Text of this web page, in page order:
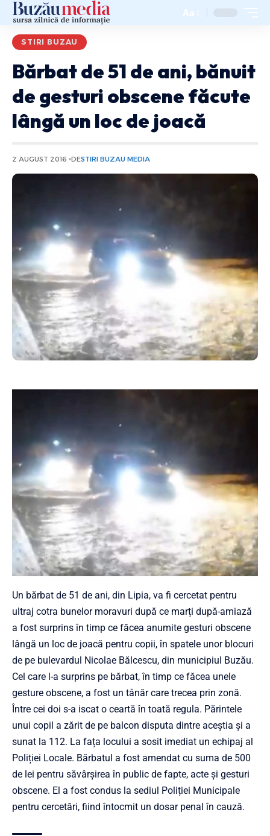
Aa
STIRI BUZAU
Bărbat de 51 de ani, bănuit
de gesturi obscene făcute
lângă un loc de joacă
2 AUGUST 2016 DESTIRI BUZAU MEDIA
Un bărbat de 51 de ani, din Lipia, va fi cercetat pentru
ultraj cotra bunelor moravuri după ce marți după-amiază
a fost surprins în timp ce făcea anumite gesturi obscene
lângă un loc de joacă pentru copii, în spatele unor blocuri
de pe bulevardul Nicolae Bălcescu, din municipiul Buzău.
Cel care l-a surprins pe bărbat, în timp ce făcea unele
gesture obscene, a fost un tânăr care trecea prin zonă.
Între cei doi s-a iscat o ceartă în toată regula. Părintele
unui copil a zărit de pe balcon disputa dintre aceștia și a
sunat la 112. La fața locului a sosit imediat un echipaj al
Poliției Locale. Bărbatul a fost amendat cu suma de 500
de lei pentru săvârșirea în public de fapte, acte și gesturi
obscene. El a fost condus la sediul Poliției Municipale
pentru cercetări, fiind întocmit un dosar penal în cauză.